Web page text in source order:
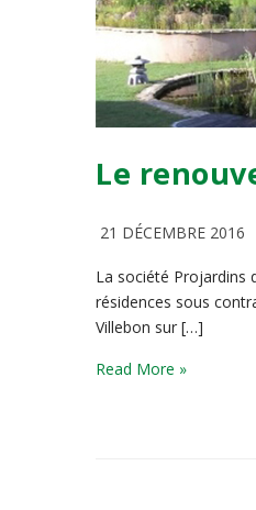
Le
21 DÉCEMBRE 2016
La société Projardins
résidences sous
Villebon sur […]
Read More »